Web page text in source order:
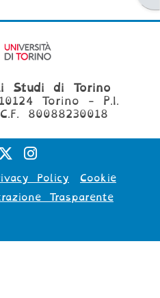
Studi di Torino
Torino - P.I.
80088230018
Policy
Cookie
Trasparente